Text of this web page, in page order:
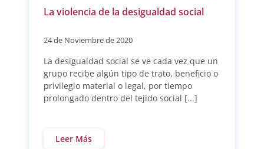
La violencia de la desigualdad social
24 de Noviembre de 2020
La desigualdad social se ve cada vez que un
grupo recibe algún tipo de trato, beneficio o
privilegio material o legal, por tiempo
prolongado dentro del tejido social [...]
Leer Más